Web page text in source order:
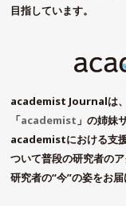
目指しています。
academist Journalは、
「academist 」の姉妹
academistにおける支
ついて普段の研究者の
研究者の“今”の姿をお届